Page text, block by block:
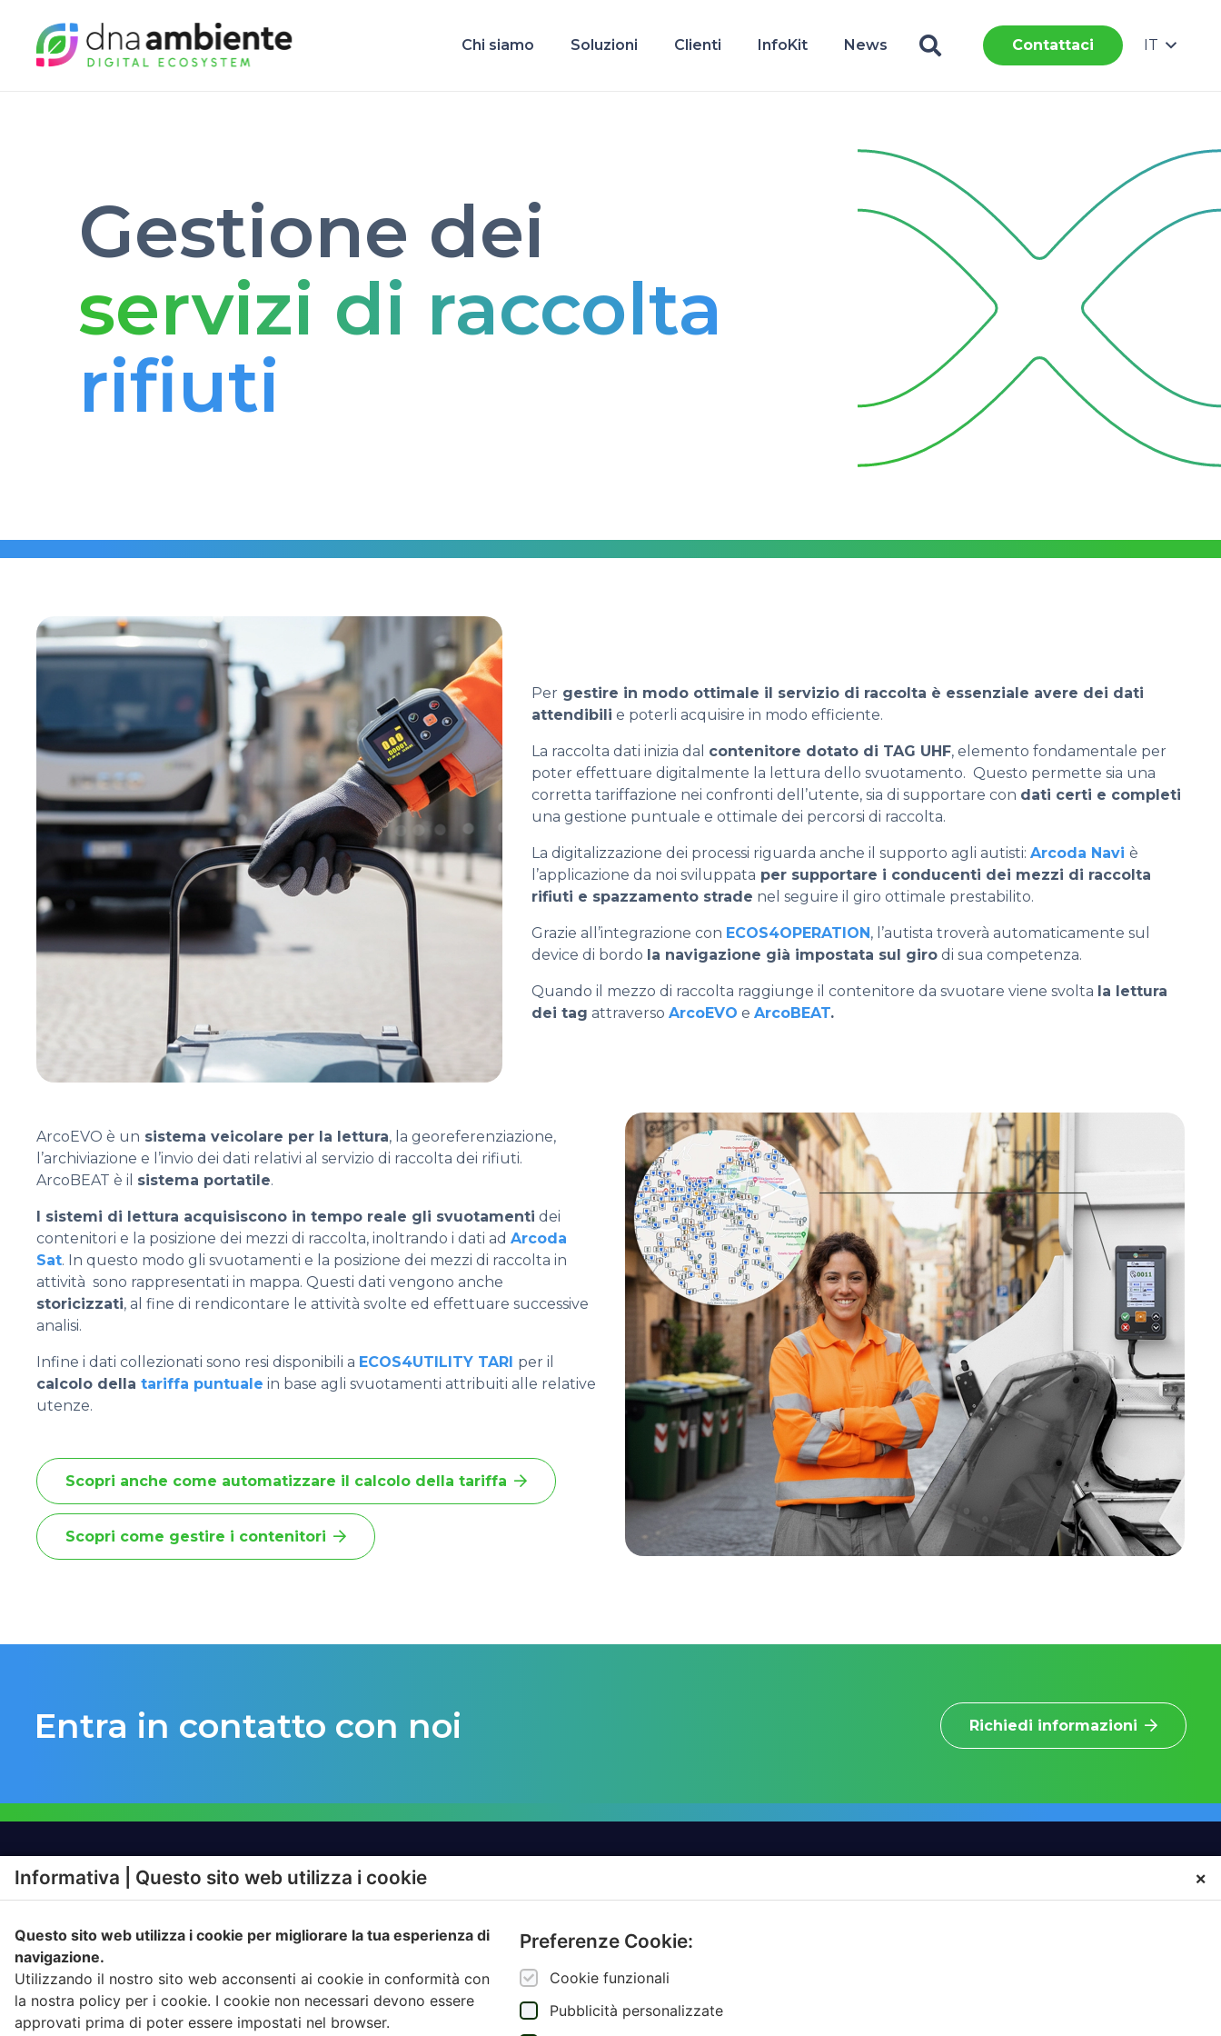
Chi siamo Soluzioni Clienti InfoKit News Contattaci IT
Gestione dei
servizi di raccolta
rifiuti
Per gestire in modo ottimale il servizio di raccolta è essenziale avere dei dati
attendibili e poterli acquisire in modo efficiente.
La raccolta dati inizia dal contenitore dotato di TAG UHF, elemento fondamentale per
poter effettuare digitalmente la lettura dello svuotamento. Questo permette sia una
corretta tariffazione nei confronti dell’utente, sia di supportare con dati certi e completi
una gestione puntuale e ottimale dei percorsi di raccolta.
La digitalizzazione dei processi riguarda anche il supporto agli autisti:Arcoda Navi è
l’applicazione da noi sviluppata per supportare i conducenti dei mezzi di raccolta
rifiuti e spazzamento strade nel seguire il giro ottimale prestabilito.
Grazie all’integrazione con ECOS4OPERATION, l’autista troverà automaticamente sul
device di bordo la navigazione già impostata sul giro di sua competenza.
Quando il mezzo di raccolta raggiunge il contenitore da svuotare viene svolta la lettura
dei tag attraversoArcoEVO eArcoBEAT.
ArcoEVO è un sistema veicolare per la lettura, la georeferenziazione,
l’archiviazione e l’invio dei dati relativi al servizio di raccolta dei rifiuti.
ArcoBEAT è il sistema portatile.
I sistemi di lettura acquisiscono in tempo reale gli svuotamenti dei
contenitori e la posizione dei mezzi di raccolta, inoltrando i dati ad Arcoda
Sat. In questo modo gli svuotamenti e la posizione dei mezzi di raccolta in
attività sono rappresentati in mappa. Questi dati vengono anche
storicizzati, al fine di rendicontare le attività svolte ed effettuare successive
analisi.
Infine i dati collezionati sono resi disponibili a ECOS4UTILITY TARI per il
calcolo della tariffa puntuale in base agli svuotamenti attribuiti alle relative
utenze.
Scopri anche come automatizzare il calcolo della tariffa
Scopri come gestire i contenitori
Entra in contatto con noi Richiedi informazioni
SOLUZIONI
RAPPORTO CON
CONFERIMENTO
RACCOLTA
PRODOTTI
IGIENE AMBIENTALE
COMPLIANCE AUTORITÀ
AMBIENTE.IT
HPA
JUNKER APP
Informativa | Questo sito web utilizza i cookie ×
Questo sito web utilizza i cookie per migliorare la tua esperienza di
navigazione.
Utilizzando il nostro sito web acconsenti ai cookie in conformità con
la nostra policy per i cookie. I cookie non necessari devono essere
approvati prima di poter essere impostati nel browser.
Preferenze Cookie:
Cookie funzionali
Pubblicità personalizzate